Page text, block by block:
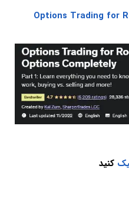
Options Trading for
کنید